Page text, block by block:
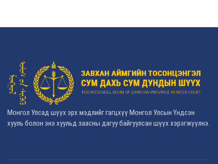
Монгол Улсад шүүх эрх мэдлийг гагцхүү Монгол Улсын Үндсэн
хууль болон энэ хуульд заасны дагуу байгуулсан шүүх хэрэгжүүлнэ.